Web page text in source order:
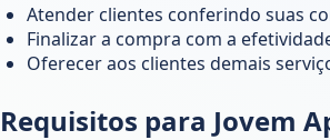
Atender clientes conferindo suas
Finalizar a compra com a
Oferecer aos clientes demais
Requisitos para Jovem